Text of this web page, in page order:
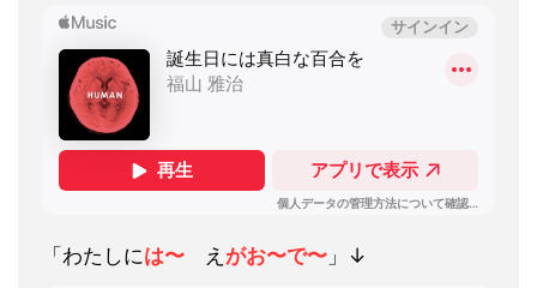
「わたしには〜 え がお〜で〜 」↓